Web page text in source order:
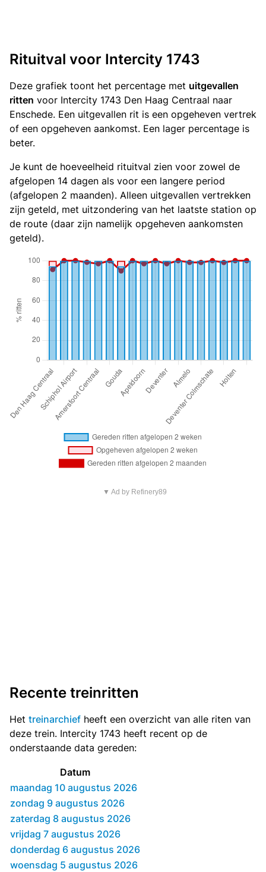
Rituitval voor Intercity 1743
Deze grafiek toont het percentage met uitgevallen
ritten voor Intercity 1743 Den Haag Centraal naar
Enschede. Een uitgevallen rit is een opgeheven vertrek
of een opgeheven aankomst. Een lager percentage is
beter.
Je kunt de hoeveelheid rituitval zien voor zowel de
afgelopen 14 dagen als voor een langere period
(afgelopen 2 maanden). Alleen uitgevallen vertrekken
zijn geteld, met uitzondering van het laatste station op
de route (daar zijn namelijk opgeheven aankomsten
geteld).
▼ Ad by Refinery89
Recente treinritten
Het treinarchief heeft een overzicht van alle riten van
deze trein. Intercity 1743 heeft recent op de
onderstaande data gereden:
Datum
maandag 10 augustus 2026
zondag 9 augustus 2026
zaterdag 8 augustus 2026
vrijdag 7 augustus 2026
donderdag 6 augustus 2026
woensdag 5 augustus 2026